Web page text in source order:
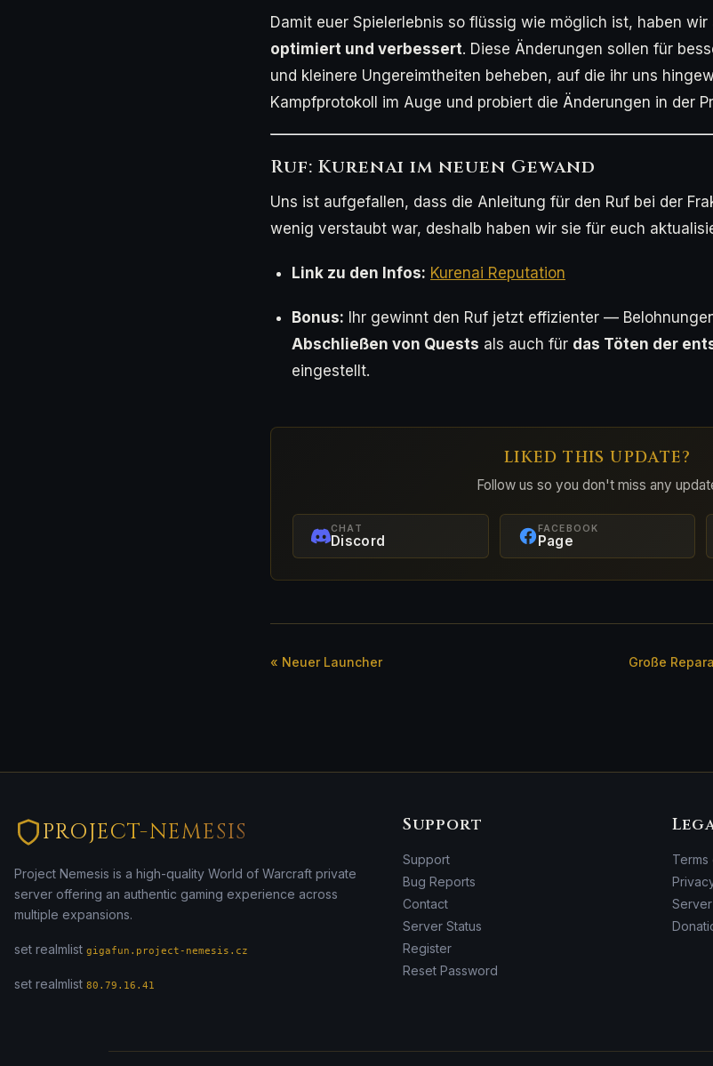
Damit euer Spielerlebnis so flüssig wie möglich ist, haben wir
optimiert und verbessert. Diese Änderungen sollen für
und kleinere Ungereimtheiten beheben, auf die ihr uns
Kampfprotokoll im Auge und probiert die Änderungen in der
Ruf: Kurenai im neuen Gewand
Uns ist aufgefallen, dass die Anleitung für den Ruf bei der
wenig verstaubt war, deshalb haben wir sie für euch
Link zu den Infos: Kurenai Reputation
Bonus: Ihr gewinnt den Ruf jetzt effizienter —
Abschließen von Quests als auch für das Töten der
eingestellt.
LIKED THIS UPDATE?
Follow us so you don't miss any
CHAT
Discord
FACEBOOK
Page
« Neuer Launcher Große
PROJECT-NEMESIS
Project Nemesis is a high-quality World of Warcraft private
server offering an authentic gaming experience across
multiple expansions.
set realmlist gigafun.project-nemesis.cz
set realmlist 80.79.16.41
Support
Support
Bug Reports
Contact
Server Status
Register
Reset Password